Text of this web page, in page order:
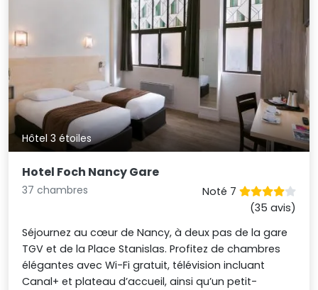
Hôtel 3 étoiles
Hotel Foch Nancy Gare
37 chambres
Noté 7
(35 avis)
Séjournez au cœur de Nancy, à deux pas de la gare
TGV et de la Place Stanislas. Profitez de chambres
élégantes avec Wi-Fi gratuit, télévision incluant
Canal+ et plateau d’accueil, ainsi qu’un petit-